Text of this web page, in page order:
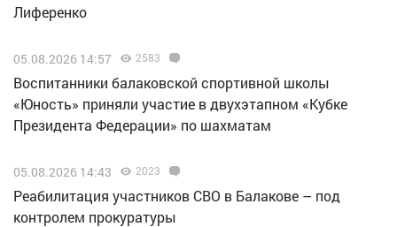
Лиференко
05.08.2026 14:57 2583
Воспитанники балаковской спортивной школы
«Юность» приняли участие в двухэтапном «Кубке
Президента Федерации» по шахматам
05.08.2026 14:43 2023
Реабилитация участников СВО в Балакове – под
контролем прокуратуры